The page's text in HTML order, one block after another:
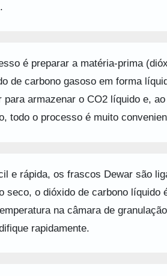
é preparar a matéria-prima
de carbono gasoso em forma
armazenar o CO2 líquido e,
todo o processo é muito
e rápida, os frascos Dewar são
seco, o dióxido de carbono líquido
na câmara de
rapidamente.